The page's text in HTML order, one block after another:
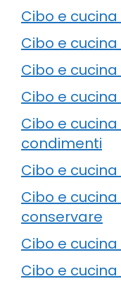
Cibo e
Cibo e
Cibo e
Cibo e
Cibo e
condimenti
Cibo e
Cibo e
conservare
Cibo e
Cibo e